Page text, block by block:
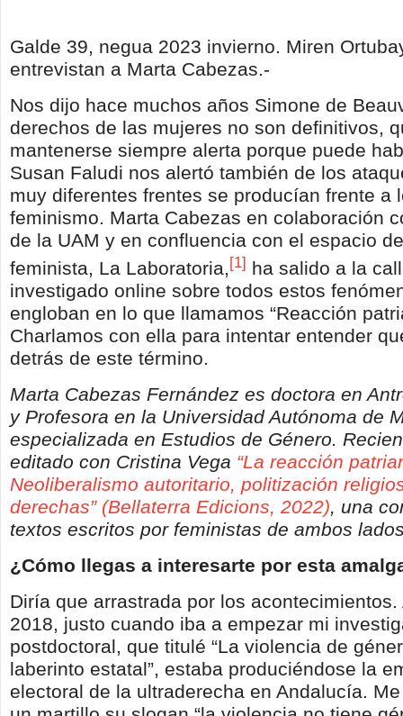
Galde 39, negua 2023 invierno. Miren
entrevistan a Marta Cabezas.-
Nos dijo hace muchos años Simone de
derechos de las mujeres no son definitivos,
mantenerse siempre alerta porque puede
Susan Faludi nos alertó también de los
muy diferentes frentes se producían frente a
feminismo. Marta Cabezas en colaboración
de la UAM y en confluencia con el espacio
feminista, La Laboratoria,[1] ha salido a la
investigado online sobre todos estos
engloban en lo que llamamos “Reacción
Charlamos con ella para intentar entender
detrás de este término.
Marta Cabezas Fernández es doctora en
y Profesora en la Universidad Autónoma de
especializada en Estudios de Género.
editado con Cristina Vega “La reacción
Neoliberalismo autoritario, politización
derechas” (Bellaterra Edicions, 2022), una
textos escritos por feministas de ambos
¿Cómo llegas a interesarte por esta
Diría que arrastrada por los acontecimientos.
2018, justo cuando iba a empezar mi
postdoctoral, que titulé “La violencia de
laberinto estatal”, estaba produciéndose la
electoral de la ultraderecha en Andalucía.